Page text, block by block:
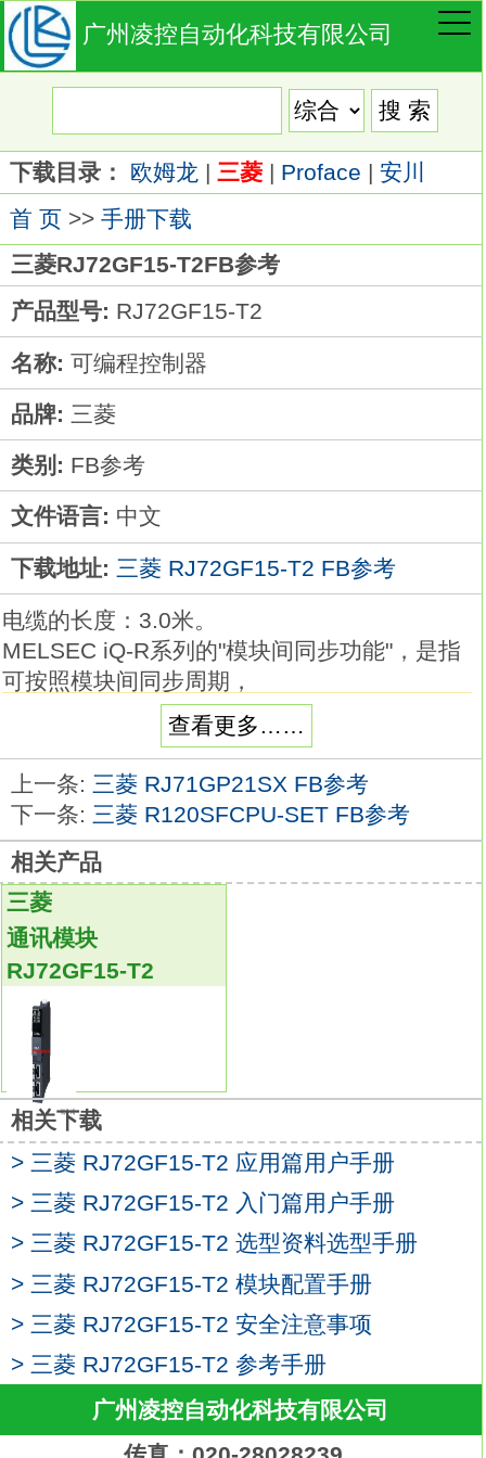
广州凌控自动化科技有限公司
下载目录： 欧姆龙 | 三菱| Proface | 安川
首 页>> 手册下载
三菱RJ72GF15-T2FB参考
产品型号: RJ72GF15-T2
名称: 可编程控制器
品牌: 三菱
类别: FB参考
文件语言: 中文
下载地址: 三菱 RJ72GF15-T2 FB参考
电缆的长度：3.0米。
MELSEC iQ-R系列的"模块间同步功能"，是指
可按照模块间同步周期，
使作为同步对象的多个输入输出模块和智能功
能模块的输入或输出时间同步的功能。
利用此功能，可对系统和设备进行高精度控
制。
此外，还可在CC-LinkIE现场网络同步通信中，
使动作时间在网络节点之间保持同步，
避免因网络传输延迟时间而导致的误差，从而
构建稳定的系统
同时使用这些功能，可轻松应对要求各项动作
高精度同步的情况，
例如胶印机的切割和弯折工序等。模拟量输入
通道数：4CH。
可使用的热电偶：-。
可使用的测温电阻：PT100、JPt100。
采样周期［4CH］：250ms/500ms。
控制输出周期：0.5s～100.0s。
输入阻抗：1MΩ。
输入滤波器（0：输入滤波器OFF）：0～
100s。
传感器补偿值设定：负端输入范围的全范围～
输入范围的全范围。
传感器输入断线时的动作：按比例放大处理。
温度控制方式：PID ON/OFF脉冲或2位置控制
加热器断线检测规格：无。
外部配线连接方式：18点螺钉端子台。
查看更多……
上一条: 三菱 RJ71GP21SX FB参考
下一条: 三菱 R120SFCPU-SET FB参考
相关产品
三菱
通讯模块
RJ72GF15-T2
相关下载
> 三菱 RJ72GF15-T2 应用篇用户手册
> 三菱 RJ72GF15-T2 入门篇用户手册
> 三菱 RJ72GF15-T2 选型资料选型手册
> 三菱 RJ72GF15-T2 模块配置手册
> 三菱 RJ72GF15-T2 安全注意事项
> 三菱 RJ72GF15-T2 参考手册
广州凌控自动化科技有限公司